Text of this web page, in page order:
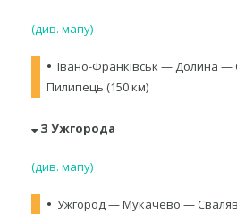
(див. мапу)
• Івано-Франківськ — Долина
Пилипець (150 км)
З Ужгорода
(див. мапу)
• Ужгород — Мукачево —